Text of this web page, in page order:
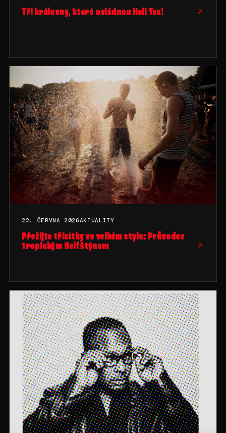
Tři královny, které ovládnou Hell Yes!
22. ČERVNA 2026AKTUALITY
Přežijte třicítky ve velkém stylu: Průvodce
tropickým Helfštýnem